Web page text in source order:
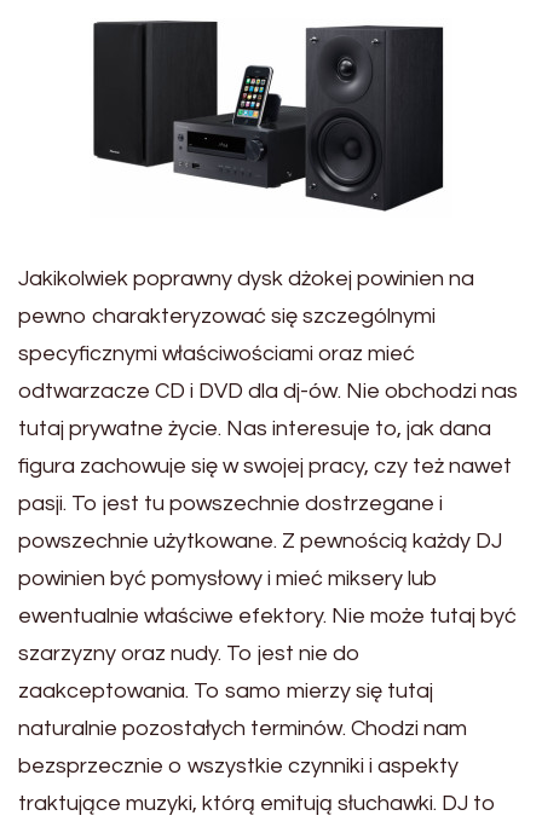
Jakikolwiek poprawny dysk dżokej powinien na
pewno charakteryzować się szczególnymi
specyficznymi właściwościami oraz mieć
odtwarzacze CD i DVD dla dj-ów. Nie obchodzi nas
tutaj prywatne życie. Nas interesuje to, jak dana
figura zachowuje się w swojej pracy, czy też nawet
pasji. To jest tu powszechnie dostrzegane i
powszechnie użytkowane. Z pewnością każdy DJ
powinien być pomysłowy i mieć miksery lub
ewentualnie właściwe efektory. Nie może tutaj być
szarzyzny oraz nudy. To jest nie do
zaakceptowania. To samo mierzy się tutaj
naturalnie pozostałych terminów. Chodzi nam
bezsprzecznie o wszystkie czynniki i aspekty
traktujące muzyki, którą emitują słuchawki. DJ to